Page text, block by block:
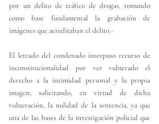
por un delito de tráfico de drogas, tomando
como base fundamental la grabación de
imágenes que acreditaban el delito.-
El letrado del condenado interpuso recurso de
inconstitucionalidad por ver vulnerado el
derecho a la intimidad personal y la propia
imagen, solicitando, en virtud de dicha
vulneración, la nulidad de la sentencia, ya que
una de las bases de la investigación policial que